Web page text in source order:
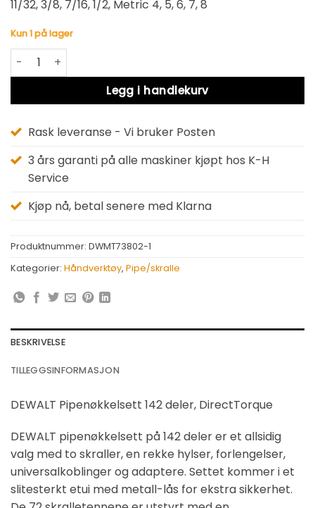
11/32, 3/8, 7/16, 1/2, Metric 4, 5, 6, 7, 8
Kun 1 på lager
DWMT73802-1 PIPENØKKELSETT - 142 DELER antall
Legg i handlekurv
Alternative:
Rask leveranse - Vi bruker Posten
3 års garanti på alle maskiner kjøpt hos K-H
Service
Kjøp nå, betal senere med Klarna
Produktnummer: DWMT73802-1
Kategorier: Håndverktøy, Pipe/skralle
BESKRIVELSE
TILLEGGSINFORMASJON
DEWALT Pipenøkkelsett 142 deler, DirectTorque
DEWALT pipenøkkelsett på 142 deler er et allsidig
valg med to skraller, en rekke hylser, forlengelser,
universalkoblinger og adaptere. Settet kommer i et
slitesterkt etui med metall-lås for ekstra sikkerhet.